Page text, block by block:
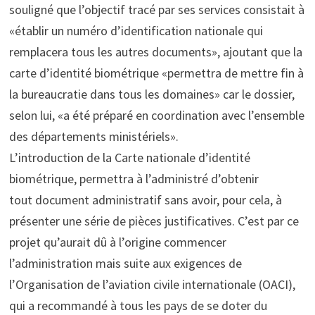
souligné que l’objectif tracé par ses services consistait à
«établir un numéro d’identification nationale qui
remplacera tous les autres documents», ajoutant que la
carte d’identité biométrique «permettra de mettre fin à
la bureaucratie dans tous les domaines» car le dossier,
selon lui, «a été préparé en coordination avec l’ensemble
des départements ministériels».
L’introduction de la Carte nationale d’identité
biométrique, permettra à l’administré d’obtenir
tout document administratif sans avoir, pour cela, à
présenter une série de pièces justificatives. C’est par ce
projet qu’aurait dû à l’origine commencer
l’administration mais suite aux exigences de
l’Organisation de l’aviation civile internationale (OACI),
qui a recommandé à tous les pays de se doter du